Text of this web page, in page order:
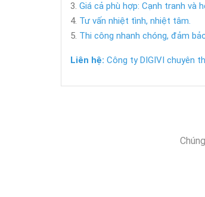
Giá cả phù hợp: Cạnh tranh và
Tư vấn nhiệt tình, nhiệt tâm.
Thi công nhanh chóng, đảm
Liên hệ: Công ty DIGIVI chuyên